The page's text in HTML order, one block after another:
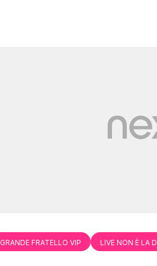
GRANDE FRATELLO VIP LIVE NON È LA